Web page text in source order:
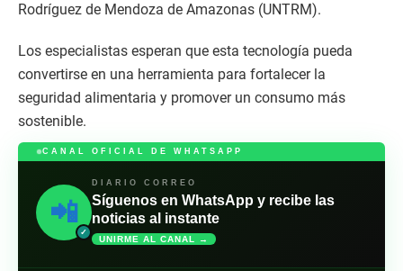
Rodríguez de Mendoza de Amazonas (UNTRM).
Los especialistas esperan que esta tecnología pueda
convertirse en una herramienta para fortalecer la
seguridad alimentaria y promover un consumo más
sostenible.
CANAL OFICIAL DE WHATSAPP
📲
✓
DIARIO CORREO
Síguenos en WhatsApp y recibe las
noticias al instante
UNIRME AL CANAL →